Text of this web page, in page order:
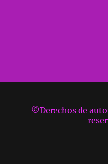
©Derechos de